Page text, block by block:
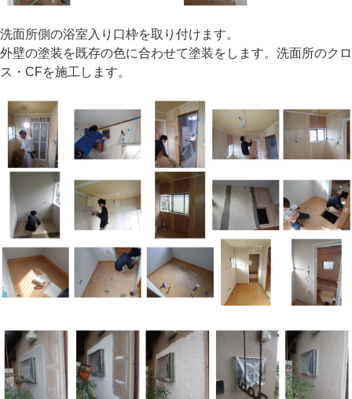
洗面所側の浴室入り口枠を取り付けます。
外壁の塗装を既存の色に合わせて塗装をします。洗面所のクロ
ス・CFを施工します。